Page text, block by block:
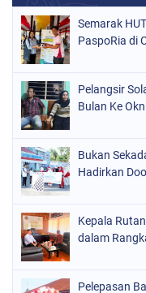
Semarak
PaspoRia di
Pelangsir
Bulan Ke
Bukan
Hadirkan
Kepala
dalam
Pelepasan